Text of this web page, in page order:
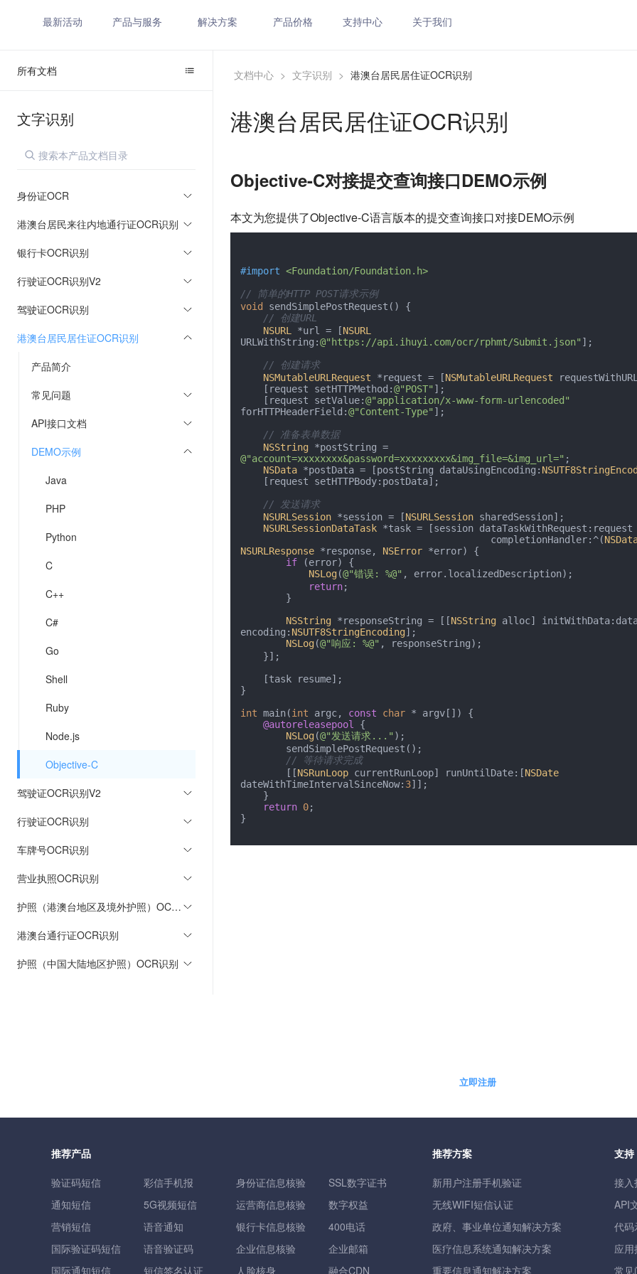
最新活动 产品与服务 解决方案 产品价格 支持中心 关于我们
所有文档
文字识别
身份证OCR
港澳台居民来往内地通行证OCR识别
银行卡OCR识别
行驶证OCR识别V2
驾驶证OCR识别
港澳台居民居住证OCR识别
产品简介
常见问题
API接口文档
DEMO示例
Java
PHP
Python
C
C++
C#
Go
Shell
Ruby
Node.js
Objective-C
驾驶证OCR识别V2
行驶证OCR识别
车牌号OCR识别
营业执照OCR识别
护照（港澳台地区及境外护照）OCR识别
港澳台通行证OCR识别
护照（中国大陆地区护照）OCR识别
文档中心 > 文字识别 > 港澳台居民居住证OCR识别
港澳台居民居住证OCR识别
Objective-C对接提交查询接口DEMO示例
本文为您提供了Objective-C语言版本的提交查询接口对接DEMO示例
#import <Foundation/Foundation.h>
// 简单的HTTP POST请求示例
void
sendSimplePostRequest() {
// 创建URL
NSURL
*url = [NSURL
URLWithString:@"https://api.ihuyi.com/ocr/rphmt/Submit.json" ];
// 创建请求
NSMutableURLRequest *request = [NSMutableURLRequest
    [request setHTTPMethod:
@"POST" ];
    [request setValue:
@"application/x-www-form-urlencoded"
forHTTPHeaderField:@"Content-Type" ];
// 准备表单数据
NSString
@"account=xxxxxxxx&password=xxxxxxxxx&img_file=&img_url=" ;
NSData *postData = [postString dataUsingEncoding:
// 发送请求
NSURLSession *session = [NSURLSession sharedSession];
NSURLSessionDataTask *task = [session dataTaskWithRequest:request
                                            completionHandler:^(
NSURLResponse *response, NSError *error) {
if (error) {
NSLog(@"错误: %@" , error.localizedDescription);
return;
NSString *responseString = [[NSString alloc]
encoding: NSUTF8StringEncoding];
NSLog(@"响应: %@" , responseString);
}
int main(int argc, const char * argv[]) {
@autoreleasepool
{
NSLog(@"发送请求..." );
// 等待请求完成
        [[
NSRunLoop currentRunLoop] runUntilDate:[NSDate
dateWithTimeIntervalSinceNow: 3]];
return 0;
}
立即注册
推荐产品
验证码短信
通知短信
营销短信
国际验证码短信
国际通知短信
彩信手机报
5G视频短信
语音通知
语音验证码
短信签名认证
身份证信息核验
运营商信息核验
银行卡信息核验
企业信息核验
人脸核身
SSL数字证书
数字权益
400电话
企业邮箱
融合CDN
推荐方案
新用户注册手机验证
无线WIFI短信认证
政府、事业单位通知解决方案
医疗信息系统通知解决方案
重要信息通知解决方案
支持
接入
API
代码
应
常见